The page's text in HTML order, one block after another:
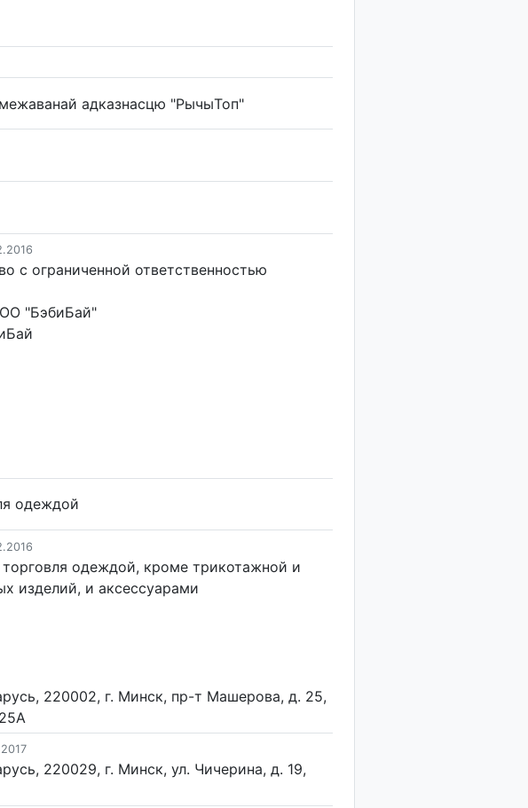
адказнасцю "РычыТоп"
с ограниченной ответственностью
"БэбиБай"
одеждой
одеждой, кроме трикотажной и
изделий, и аксессуарами
220002, г. Минск, пр-т Машерова, д. 25,
220029, г. Минск, ул. Чичерина, д. 19,